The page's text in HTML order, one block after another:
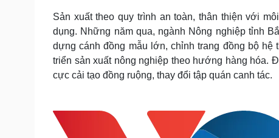
Dinh dưỡng - món ngon
Cây thuốc
Sản phụ khoa
Nhi khoa
Nam khoa
Ăn sạch sống khỏe
Nhà đẹp
Blog
Tình yêu - Gia đình
Cải chính
Sản xuất theo quy trình an toàn, thân thiện với
dụng. Những năm qua, ngành Nông nghiệp tỉnh
dựng cánh đồng mẫu lớn, chỉnh trang đồng bộ
triển sản xuất nông nghiệp theo hướng hàng hóa.
cực cải tạo đồng ruộng, thay đổi tập quán canh tác.